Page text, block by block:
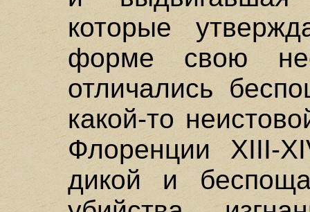
которые
форме свою
отличались
какой-то
Флоренции XIII-
дикой и